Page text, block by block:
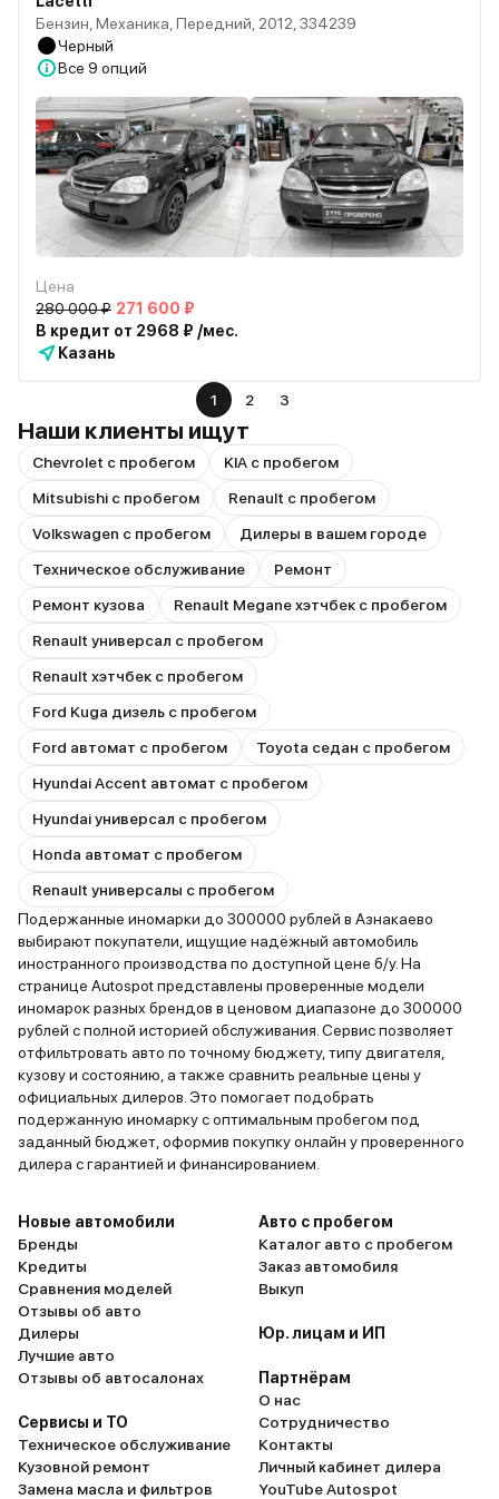
Бензин, Механика, Передний, 2012, 334239
Черный
Все 9 опций
Цена
280 000 ₽ 271 600 ₽
В кредит от 2968 ₽ /мес.
Казань
1 2 3
Наши клиенты ищут
Chevrolet с пробегом
KIA с пробегом
Mitsubishi с пробегом
Renault с пробегом
Volkswagen с пробегом
Дилеры в вашем городе
Техническое обслуживание
Ремонт
Ремонт кузова
Renault Megane хэтчбек с пробегом
Renault универсал с пробегом
Renault хэтчбек с пробегом
Ford Kuga дизель с пробегом
Ford автомат с пробегом
Toyota седан с пробегом
Hyundai Accent автомат с пробегом
Hyundai универсал с пробегом
Honda автомат с пробегом
Renault универсалы с пробегом
Подержанные иномарки до 300000 рублей в Азнакаево
выбирают покупатели, ищущие надёжный автомобиль
иностранного производства по доступной цене б/у. На
странице Autospot представлены проверенные модели
иномарок разных брендов в ценовом диапазоне до 300000
рублей с полной историей обслуживания. Сервис позволяет
отфильтровать авто по точному бюджету, типу двигателя,
кузову и состоянию, а также сравнить реальные цены у
официальных дилеров. Это помогает подобрать
подержанную иномарку с оптимальным пробегом под
заданный бюджет, оформив покупку онлайн у проверенного
дилера с гарантией и финансированием.
Новые автомобили
Бренды
Кредиты
Сравнения моделей
Отзывы об авто
Дилеры
Лучшие авто
Отзывы об автосалонах
Сервисы и ТО
Техническое обслуживание
Кузовной ремонт
Замена масла и фильтров
Авто с пробегом
Каталог авто с пробегом
Заказ автомобиля
Выкуп
Юр. лицам и ИП
Партнёрам
О нас
Сотрудничество
Контакты
Личный кабинет дилера
YouTube Autospot